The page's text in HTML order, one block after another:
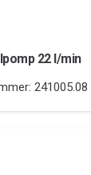
22 l/min
241005.08